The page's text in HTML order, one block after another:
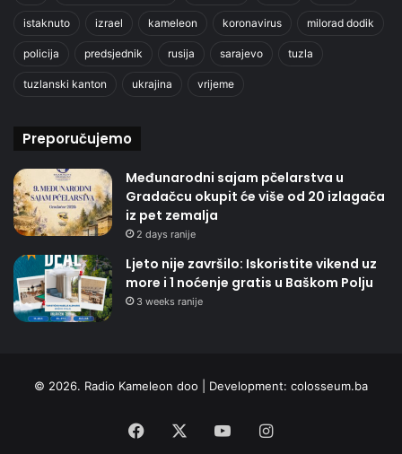
istaknuto izrael kameleon koronavirus milorad dodik
policija predsjednik rusija sarajevo tuzla
tuzlanski kanton ukrajina vrijeme
Preporučujemo
Međunarodni sajam pčelarstva u
Gradačcu okupit će više od 20 izlagača
iz pet zemalja
2 days ranije
Ljeto nije završilo: Iskoristite vikend uz
more i 1 noćenje gratis u Baškom Polju
3 weeks ranije
© 2026. Radio Kameleon doo | Development: colosseum.ba
Facebook YouTubeInstagram